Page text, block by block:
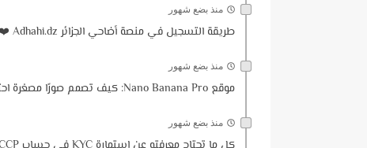
منذ بضع شهور
طريقة التسجيل في منصة أضاحي الجزائر Adhahi.dz ❤️ حجز أضحية العيد🐏 إلكترونيا خطوة بخطوة + شرح كامل✅
منذ بضع شهور
موقع Nano Banana Pro: كيف تصمم صورًا مصغرة احترافية في دقيقة واحدة باستخدام الذكاء الاصطناعي؟
منذ بضع شهور